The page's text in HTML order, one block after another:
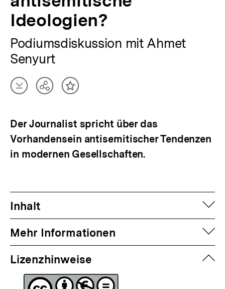
Ideologien?
Podiumsdiskussion mit Ahmet
Senyurt
Artikel
herunterladen
TeilenInhalt
Der Journalist spricht über das
Vorhandensein antisemitischer Tendenzen
in modernen Gesellschaften.
Inhalt
Mehr Informationen
Lizenzhinweise